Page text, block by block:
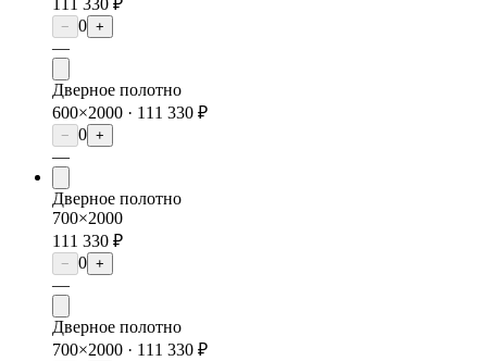
111 330 ₽
− 0 +
—
Дверное полотно
600×2000 · 111 330 ₽
− 0 +
—
Дверное полотно
700×2000
111 330 ₽
− 0 +
—
Дверное полотно
700×2000 · 111 330 ₽